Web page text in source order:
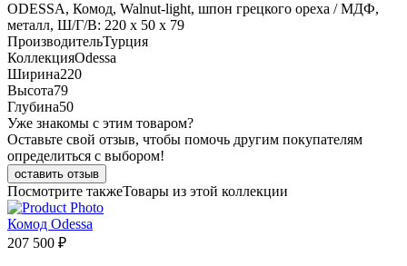
ODESSA, Комод, Walnut-light, шпон грецкого ореха / МДФ,
металл, Ш/Г/В: 220 х 50 х 79
ПроизводительТурция
КоллекцияOdessa
Ширина220
Высота79
Глубина50
Уже знакомы с этим товаром?
Оставьте свой отзыв, чтобы помочь другим покупателям
определиться с выбором!
оставить отзыв
Посмотрите такжеТовары из этой коллекции
Комод Odessa
207 500 ₽